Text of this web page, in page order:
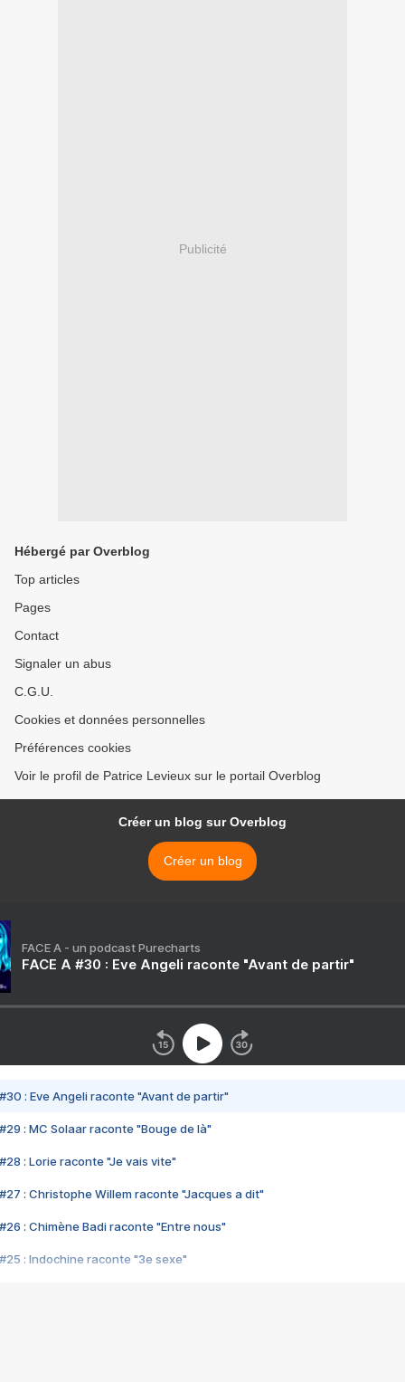
Publicité
Hébergé par Overblog
Top articles
Pages
Contact
Signaler un abus
C.G.U.
Cookies et données personnelles
Préférences cookies
Voir le profil de Patrice Levieux sur le portail Overblog
Créer un blog sur Overblog
Créer un blog
FACE A - un podcast Purecharts
FACE A #30 : Eve Angeli raconte "Avant de partir"
#30 : Eve Angeli raconte "Avant de partir"
#29 : MC Solaar raconte "Bouge de là"
#28 : Lorie raconte "Je vais vite"
#27 : Christophe Willem raconte "Jacques a dit"
#26 : Chimène Badi raconte "Entre nous"
#25 : Indochine raconte "3e sexe"